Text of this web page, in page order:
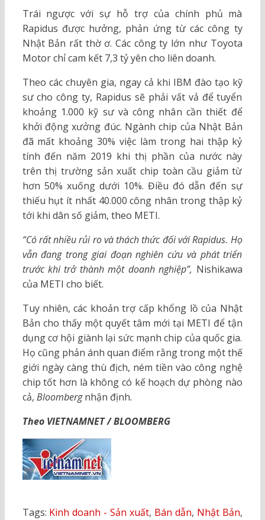
Trái ngược với sự hỗ trợ của chính phủ mà
Rapidus được hưởng, phản ứng từ các công ty
Nhật Bản rất thờ ơ. Các công ty lớn như Toyota
Motor chỉ cam kết 7,3 tỷ yên cho liên doanh.
Theo các chuyên gia, ngay cả khi IBM đào tạo kỹ
sư cho công ty, Rapidus sẽ phải vất vả để tuyển
khoảng 1.000 kỹ sư và công nhân cần thiết để
khởi động xưởng đúc. Ngành chip của Nhật Bản
đã mất khoảng 30% việc làm trong hai thập kỷ
tính đến năm 2019 khi thị phần của nước này
trên thị trường sản xuất chip toàn cầu giảm từ
hơn 50% xuống dưới 10%. Điều đó dẫn đến sự
thiếu hụt ít nhất 40.000 công nhân trong thập kỷ
tới khi dân số giảm, theo METI.
“Có rất nhiều rủi ro và thách thức đối với Rapidus. Họ
vẫn đang trong giai đoạn nghiên cứu và phát triển
trước khi trở thành một doanh nghiệp”, Nishikawa
của METI cho biết.
Tuy nhiên, các khoản trợ cấp khổng lồ của Nhật
Bản cho thấy một quyết tâm mới tại METI để tận
dụng cơ hội giành lại sức mạnh chip của quốc gia.
Họ cũng phản ánh quan điểm rằng trong một thế
giới ngày càng thù địch, ném tiền vào công nghệ
chip tốt hơn là không có kế hoạch dự phòng nào
cả, Bloombergnhận định.
Theo VIETNAMNET / BLOOMBERG
Tags: Kinh doanh - Sản xuất, Bán dẫn, Nhật Bản,